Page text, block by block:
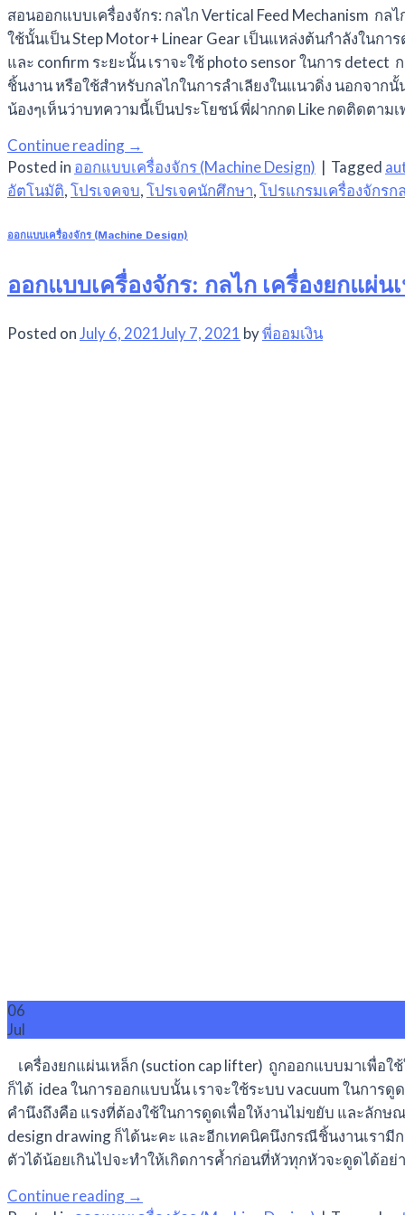
สอนออกแบบเครื่องจักร: กลไก Vertical Feed Mechanism ก
ใช้นั้นเป็น Step Motor+ Linear Gear เป็นแหล่งต้นกำลังในกา
และ confirm ระยะนั้น เราจะใช้ photo sensor ในการ
ชิ้นงาน หรือใช้สำหรับกลไกในการลำเลียงในแนวดิ่ง นอกจา
น้องๆเห็นว่าบทความนี้เป็นประโยชน์ พี่ฝากกด Like กดติดตามเ
Continue reading →
Posted in ออกแบบเครื่องจักร (Machine Design) | Tagged
อัตโนมัติ,โปรเจคจบ,โปรเจคนักศึกษา,โปรแกรมเครื่องจักรกล
ออกแบบเครื่องจักร (Machine Design)
ออกแบบเครื่องจักร: กลไก เครื่องยกแผ่
Posted onJuly 6, 2021July 7, 2021 byพี่ออมเงิน
06
Jul
เครื่องยกแผ่นเหล็ก (suction cap lifter) ถูกออกแบบมาเพื่อใ
ก็ได้ idea ในการออกแบบนั้น เราจะใช้ระบบ vacuum ในการ
คำนึงถึงคือ แรงที่ต้องใช้ในการดูดเพื่อให้งานไม่ขยับ และลักษ
design drawing ก็ได้นะคะ และอีกเทคนิคนึงกรณีชิ้นงานเรามี
ตัวได้น้อยเกินไปจะทำให้เกิดการค้ำก่อนที่หัวทุกหัวจะดูดได้อ
Continue reading →